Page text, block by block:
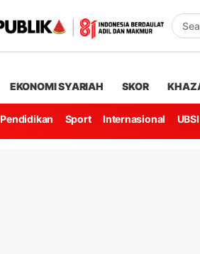
EKONOMI SYARIAH SKOR
Pendidikan Sport Internasional UBSI